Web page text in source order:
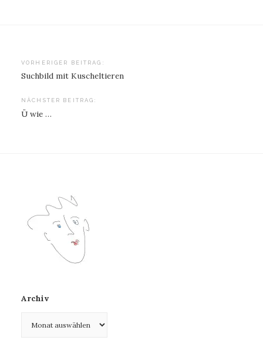
Beitragsnavigation
VORHERIGER BEITRAG:
Suchbild mit Kuscheltieren
NÄCHSTER BEITRAG:
Ü wie …
Archiv